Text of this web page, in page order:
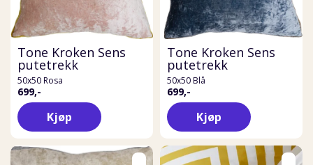
Tone Kroken Sens
putetrekk
50x50 Rosa
699,-
Kjøp
Tone Kroken Sens
putetrekk
50x50 Blå
699,-
Kjøp